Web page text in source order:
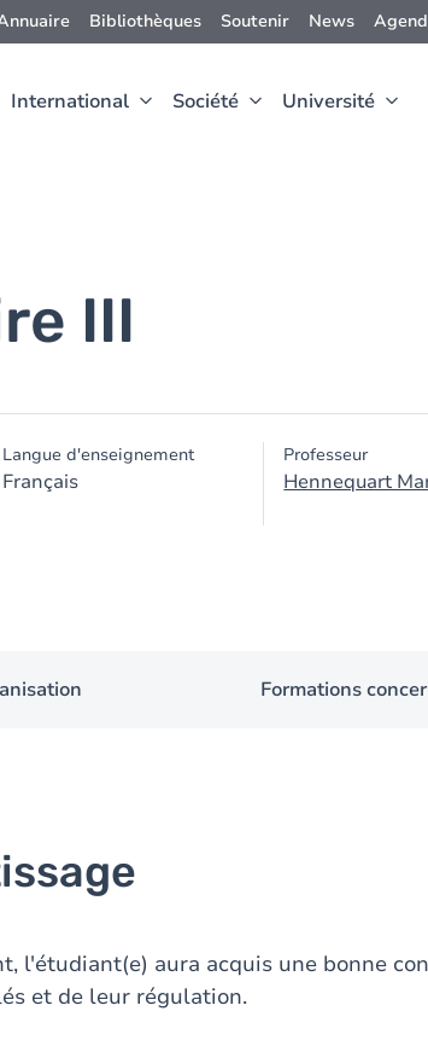
Bibliothèques Soutenir News
International Société Université
III
Langue d'enseignement
Français
Professeur
Hennequart
Formations
l'étudiant(e) aura acquis une bonne
et de leur régulation.